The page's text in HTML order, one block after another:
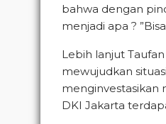
bahwa dengan
menjadi apa ?
Lebih lanjut
mewujudkan
menginvestasikan
DKI Jakarta